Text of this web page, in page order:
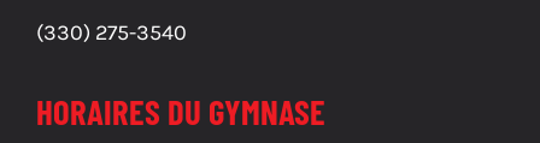
(330) 275-3540
HORAIRES DU GYMNASE